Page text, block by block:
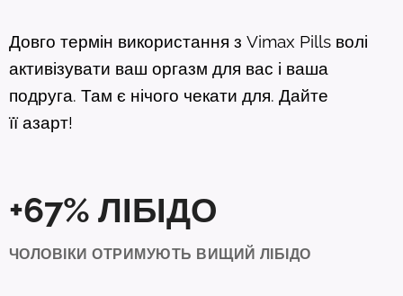
Довго термін використання з Vimax Pills волі
активізувати ваш оргазм для вас і ваша
подруга. Там є нічого чекати для. Дайте
її азарт!
+67% ЛІБІДО
ЧОЛОВІКИ ОТРИМУЮТЬ ВИЩИЙ ЛІБІДО